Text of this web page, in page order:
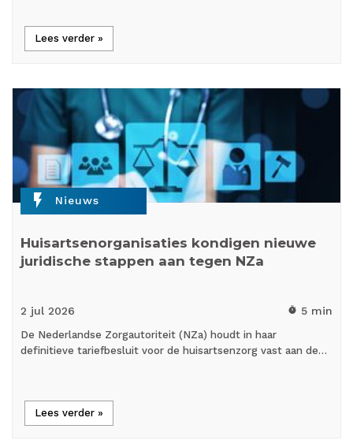
Lees verder »
flash_on Nieuws
Huisartsenorganisaties kondigen nieuwe
juridische stappen aan tegen NZa
2 jul 2026 timer 5 min
De Nederlandse Zorgautoriteit (NZa) houdt in haar
definitieve tariefbesluit voor de huisartsenzorg vast aan de…
Lees verder »